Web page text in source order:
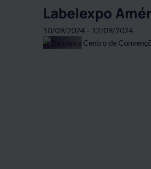
Labelexpo
10/09/2024 – 12/09/2024
Centro de